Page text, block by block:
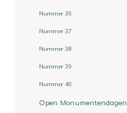
Nummer 36
Nummer 37
Nummer 38
Nummer 39
Nummer 40
Open Monumentendagen